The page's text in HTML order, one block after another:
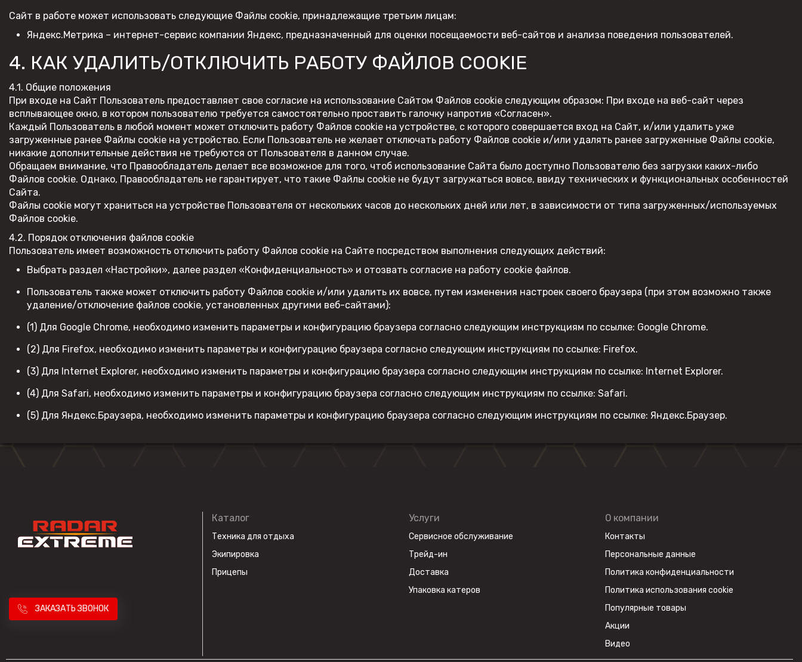
Сайт в работе может использовать следующие Файлы cookie, принадлежащие третьим лицам:
Яндекс.Метрика – интернет-сервис компании Яндекс, предназначенный для оценки посещаемости веб-сайтов и анализа поведения пользователей.
4. КАК УДАЛИТЬ/ОТКЛЮЧИТЬ РАБОТУ ФАЙЛОВ COOKIE
4.1. Общие положения
При входе на Сайт Пользователь предоставляет свое согласие на использование Сайтом Файлов cookie следующим образом: При входе на веб-сайт через
всплывающее окно, в котором пользователю требуется самостоятельно проставить галочку напротив «Согласен».
Каждый Пользователь в любой момент может отключить работу Файлов cookie на устройстве, с которого совершается вход на Сайт, и/или удалить уже
загруженные ранее Файлы cookie на устройство. Если Пользователь не желает отключать работу Файлов cookie и/или удалять ранее загруженные Файлы cookie,
никакие дополнительные действия не требуются от Пользователя в данном случае.
Обращаем внимание, что Правообладатель делает все возможное для того, чтоб использование Сайта было доступно Пользователю без загрузки каких-либо
Файлов cookie. Однако, Правообладатель не гарантирует, что такие Файлы cookie не будут загружаться вовсе, ввиду технических и функциональных особенностей
Сайта.
Файлы cookie могут храниться на устройстве Пользователя от нескольких часов до нескольких дней или лет, в зависимости от типа загруженных/используемых
Файлов cookie.
4.2. Порядок отключения файлов cookie
Пользователь имеет возможность отключить работу Файлов cookie на Сайте посредством выполнения следующих действий:
Выбрать раздел «Настройки», далее раздел «Конфиденциальность» и отозвать согласие на работу cookie файлов.
Пользователь также может отключить работу Файлов cookie и/или удалить их вовсе, путем изменения настроек своего браузера (при этом возможно также
удаление/отключение файлов cookie, установленных другими веб-сайтами):
(1) Для Google Chrome, необходимо изменить параметры и конфигурацию браузера согласно следующим инструкциям по ссылке: Google Chrome.
(2) Для Firefox, необходимо изменить параметры и конфигурацию браузера согласно следующим инструкциям по ссылке: Firefox.
(3) Для Internet Explorer, необходимо изменить параметры и конфигурацию браузера согласно следующим инструкциям по ссылке: Internet Explorer.
(4) Для Safari, необходимо изменить параметры и конфигурацию браузера согласно следующим инструкциям по ссылке: Safari.
(5) Для Яндекс.Браузера, необходимо изменить параметры и конфигурацию браузера согласно следующим инструкциям по ссылке: Яндекс.Браузер.
ЗАКАЗАТЬ ЗВОНОК
Каталог
Техника для отдыха
Экипировка
Прицепы
Услуги
Сервисное обслуживание
Трейд-ин
Доставка
Упаковка катеров
О компании
Контакты
Персональные данные
Политика конфиденциальности
Политика использования cookie
Популярные товары
Акции
Видео